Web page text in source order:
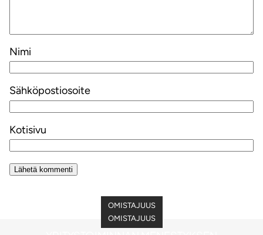
Nimi
Sähköpostiosoite
Kotisivu
OMISTAJUUS
OMISTAJUUS
OMISTAJUUS